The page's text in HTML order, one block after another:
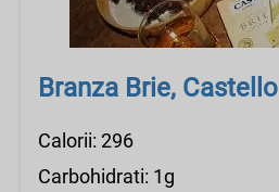
Branza Brie, Castello
Calorii: 296
Carbohidrati: 1g